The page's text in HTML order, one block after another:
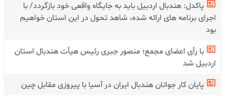
پاکدل: هندبال اردبیل باید به جایگاه واقعی خود بازگردد/ با
اجرای برنامه های ارائه شده، شاهد تحول در این استان خواهیم
بود
با رأی اعضای مجمع؛ منصور جبری رئیس هیأت هندبال استان
اردبیل شد
پایان کار جوانان هندبال ایران در آسیا با پیروزی مقابل چین